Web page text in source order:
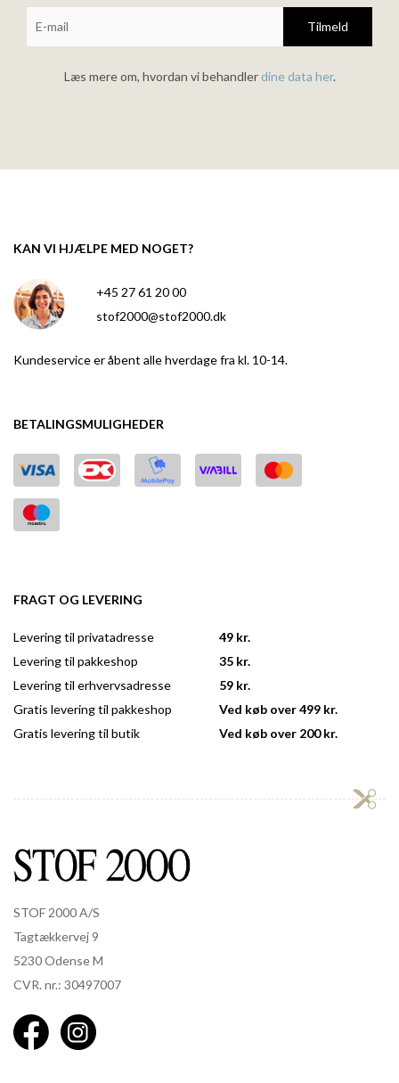
Tilmeld
Læs mere om, hvordan vi behandlerdine data her.
KAN VI HJÆLPE MED NOGET?
+45 27 61 20 00
stof2000@stof2000.dk
Kundeservice er åbent alle hverdage fra kl. 10-14.
BETALINGSMULIGHEDER
FRAGT OG LEVERING
Levering til privatadresse
Levering til pakkeshop
Levering til erhvervsadresse
Gratis levering til pakkeshop
Gratis levering til butik
49 kr.
35 kr.
59 kr.
Ved køb over 499 kr.
Ved køb over 200 kr.
STOF 2000 A/S
Tagtækkervej 9
5230 Odense M
CVR. nr.: 30497007